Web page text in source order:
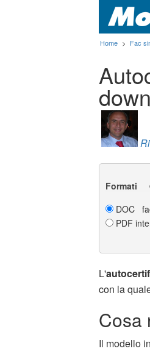
Home > Fac
Formati
DOC
PDF
L'
con la
Cosa
Il modello